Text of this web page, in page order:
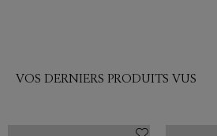
VOS DERNIERS PRODUITS VUS